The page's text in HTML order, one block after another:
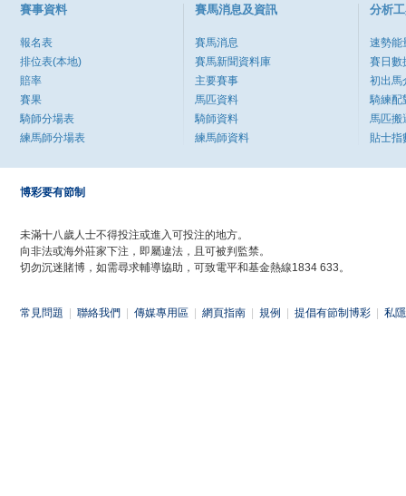
賽事資料
報名表
排位表(本地)
賠率
賽果
騎師分場表
練馬師分場表
賽馬消息及資訊
賽馬消息
賽馬新聞資料庫
主要賽事
馬匹資料
騎師資料
練馬師資料
分析
速勢能
賽日數
初出馬
騎練配
馬匹搬
貼士指
博彩要有節制
未滿十八歲人士不得投注或進入可投注的地方。
向非法或海外莊家下注，即屬違法，且可被判監禁。
切勿沉迷賭博，如需尋求輔導協助，可致電平和基金熱線1834 633。
常見問題 聯絡我們 傳媒專用區 網頁指南 規例 提倡有節制博彩 私